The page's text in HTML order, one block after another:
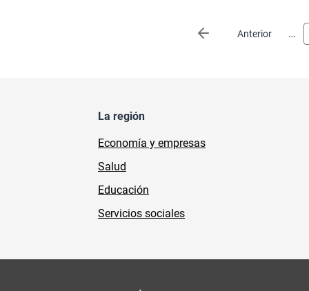
Anterior
Página anterior …
La región
Economía y empresas
Salud
Educación
Servicios sociales